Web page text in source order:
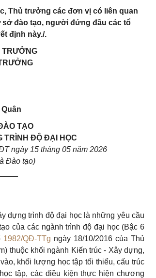
Thủ trưởng các đơn vị có liên quan
đào tạo, người đứng đầu các tổ
định này./.
TRƯỞNG
Quân
TẠO
TRÌNH ĐỘ ĐẠI HỌC
ngày 15 tháng 05 năm 2026
Đào tạo)
dựng trình độ đại học là những yêu cầu
của các ngành trình độ đại học (Bậc 6
1982/QĐ-TTg ngày 18/10/2016 của Thủ
thuộc khối ngành Kiến trúc - Xây dựng,
khối lượng học tập tối thiểu, cấu trúc
tập, các điều kiện thực hiện chương